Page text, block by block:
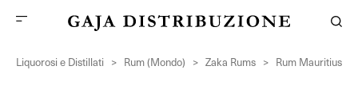
Liquorosi e Distillati > Rum (Mondo) > Zaka Rums > Rum Mauritius